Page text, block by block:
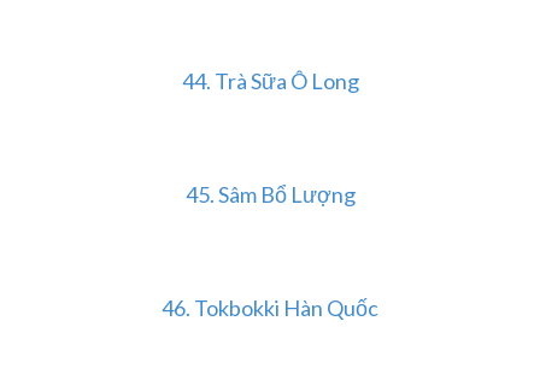
44. Trà Sữa Ô Long
45. Sâm Bổ Lượng
46. Tokbokki Hàn Quốc